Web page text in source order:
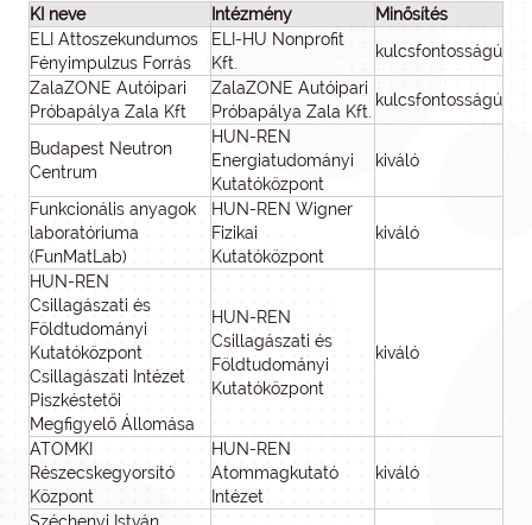
KI neve Intézmény
Minősítés
ELI Attoszekundumos
Fényimpulzus Forrás
ELI-HU Nonprofit
Kft.
kulcsfontosságú
ZalaZONE Autóipari
Próbapálya Zala Kft
ZalaZONE Autóipari
Próbapálya Zala Kft.
kulcsfontosságú
Budapest Neutron
Centrum
HUN-REN
Energiatudományi
Kutatóközpont
kiváló
Funkcionális anyagok
laboratóriuma
(FunMatLab)
HUN-REN Wigner
Fizikai
Kutatóközpont
kiváló
HUN-REN
Csillagászati és
Földtudományi
Kutatóközpont
Csillagászati Intézet
Piszkéstetői
Megfigyelő Állomása
HUN-REN
Csillagászati és
Földtudományi
Kutatóközpont
kiváló
ATOMKI
Részecskegyorsító
Központ
HUN-REN
Atommagkutató
Intézet
kiváló